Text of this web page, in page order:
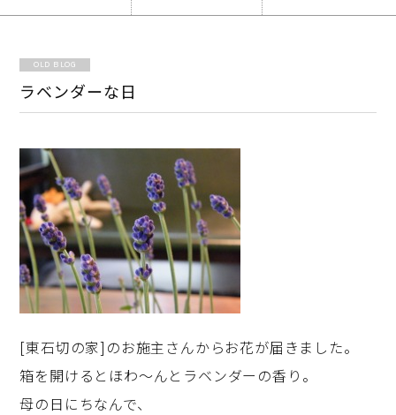
OLD BLOG
ラベンダーな日
[東石切の家]のお施主さんからお花が届きました。
箱を開けるとほわ～んとラベンダーの香り。
母の日にちなんで、